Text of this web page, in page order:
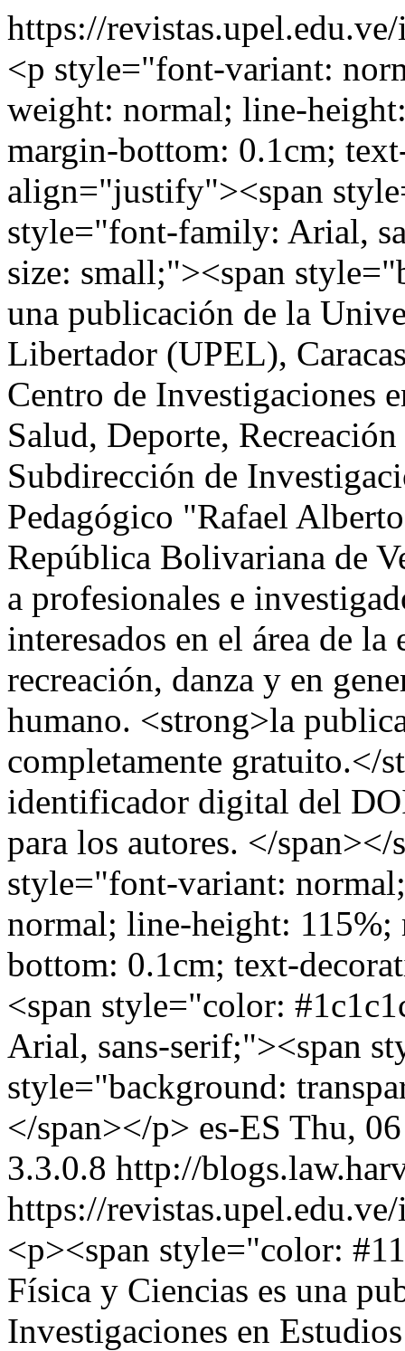
https://
<p style="font-variant:
weight: normal; line-
margin-bottom: 0.1cm;
align="justify"><span
style="font-family: Arial,
size: small;"><span
una publicación de la
Libertador (UPEL),
Centro de Investigaciones
Salud, Deporte,
Subdirección de
Pedagógico "Rafael
República Bolivariana de
a profesionales e
interesados en el área de
recreación, danza y en
humano. <strong>la
completamente gratuito.</
identificador digital del
para los autores. </
style="font-variant:
normal; line-height:
bottom: 0.1cm; text-
<span style="color:
Arial, sans-serif;"><span
style="background:
</span></p> es-ES Thu,
3.3.0.8 http://
https://
<p><span style="color:
Física y Ciencias es una
Investigaciones en